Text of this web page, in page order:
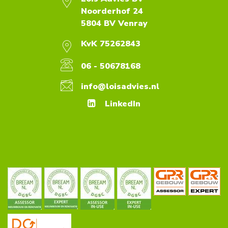
Noorderhof 24
5804 BV Venray
KvK 75262843
06 - 50678168
info@loisadvies.nl
LinkedIn